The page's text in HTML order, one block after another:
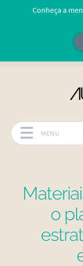
Conheça a
MENU
o